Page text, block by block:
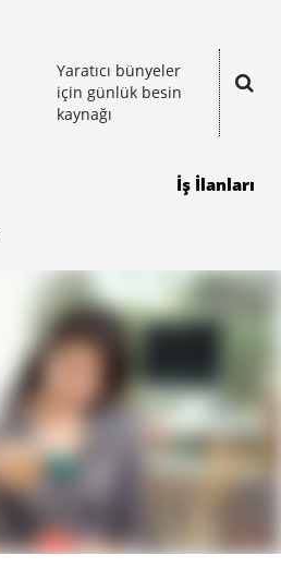
Yaratıcı bünyeler
için günlük besin
kaynağı
İş İlanları